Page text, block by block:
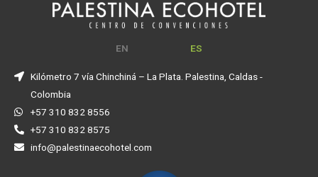
EN ES
Kilómetro 7 vía Chinchiná – La Plata. Palestina, Caldas -
Colombia
+57 310 832 8556
+57 310 832 8575
info@palestinaecohotel.com